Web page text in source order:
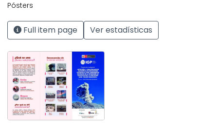
Pósters
Full item page Ver estadísticas